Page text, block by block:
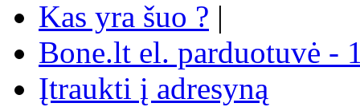
Kas yra šuo ? |
Bone.lt el. parduotuvė -
Įtraukti į adresyną